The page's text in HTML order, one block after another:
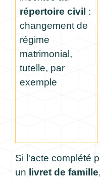
répertoire civil :
changement de
régime
matrimonial,
tutelle, par
exemple
Si l'acte complété
un livret de famille